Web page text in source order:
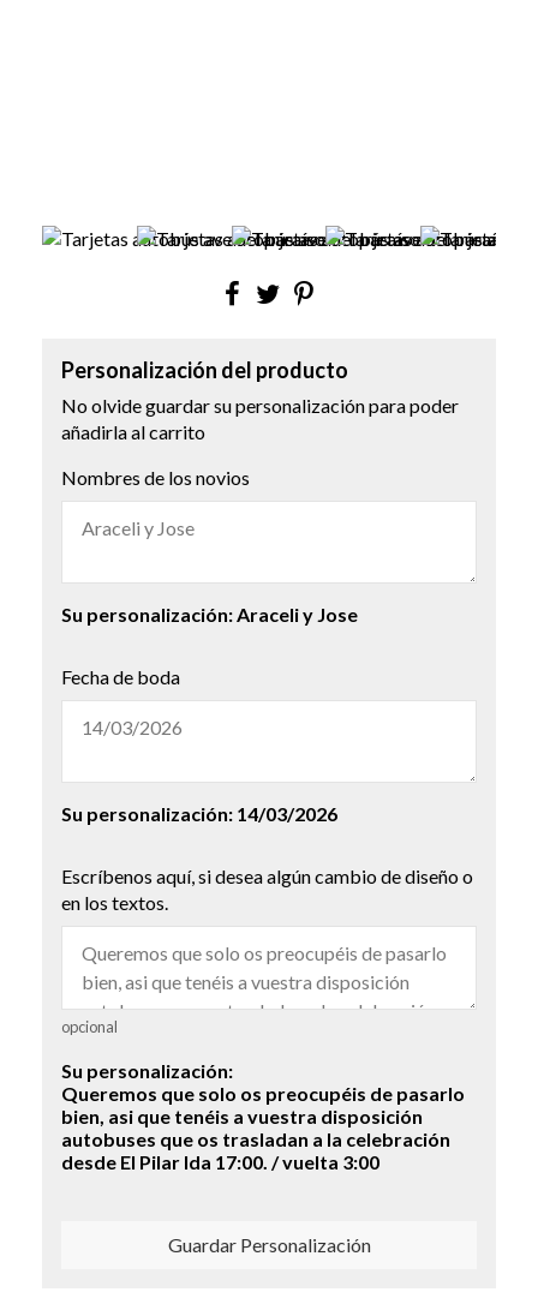
Personalización del producto
No olvide guardar su personalización para poder
añadirla al carrito
Nombres de los novios
Su personalización:Araceli y Jose
Fecha de boda
Su personalización: 14/03/2026
Escríbenos aquí, si desea algún cambio de diseño o
en los textos.
opcional
Su personalización:
Queremos que solo os preocupéis de pasarlo
bien, asi que tenéis a vuestra disposición
autobuses que os trasladan a la celebración
desde El Pilar Ida 17:00. / vuelta 3:00
Guardar Personalización